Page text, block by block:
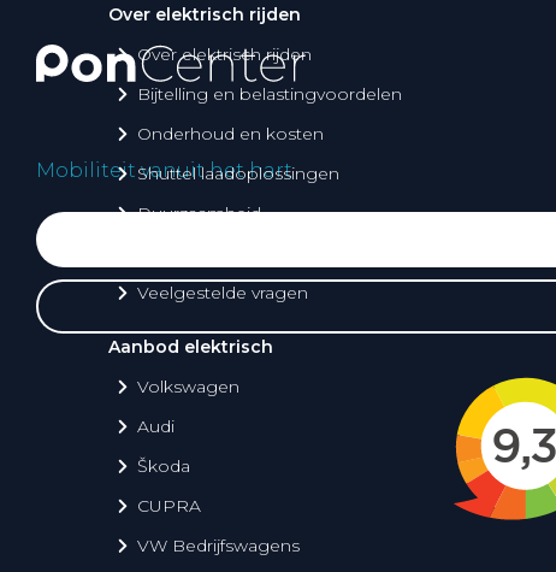
Over elektrisch rijden
Over elektrisch rijden
Bijtelling en belastingvoordelen
Onderhoud en kosten
Shuttel laadoplossingen
Duurzaamheid
Veelgestelde vragen
Aanbod elektrisch
Volkswagen
Audi
Škoda
CUPRA
VW Bedrijfswagens
Mobiliteit vanuit het hart